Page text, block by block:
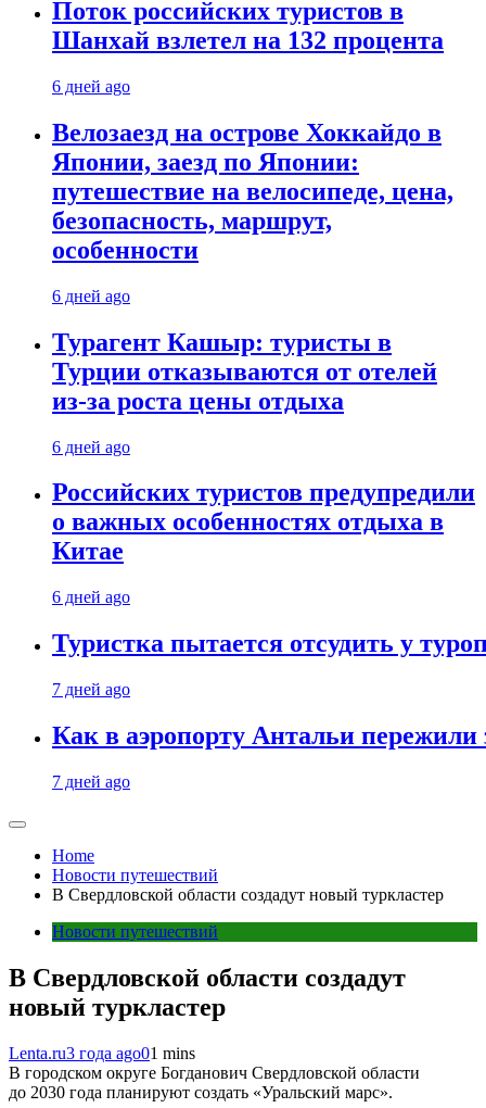
Поток российских туристов в
Шанхай взлетел на 132 процента
6 дней ago
Велозаезд на острове Хоккайдо в
Японии, заезд по Японии:
путешествие на велосипеде, цена,
безопасность, маршрут,
особенности
6 дней ago
Турагент Кашыр: туристы в
Турции отказываются от отелей
из-за роста цены отдыха
6 дней ago
Российских туристов предупредили
о важных особенностях отдыха в
Китае
6 дней ago
Туристка пытается отсудить у
7 дней ago
Как в аэропорту Антальи
7 дней ago
Home
Новости путешествий
В Свердловской области создадут новый туркластер
Новости путешествий
В Свердловской области создадут
новый туркластер
Lenta.ru3 года ago01 mins
В городском округе Богданович Свердловской области
до 2030 года планируют создать «Уральский марс».